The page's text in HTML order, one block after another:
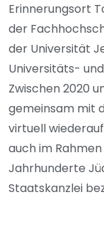
Erinnerungsort
der
der Universität
Universitäts-
Zwischen 2020
gemeinsam mit
virtuell
auch im
Jahrhunderte
Staatskanzlei